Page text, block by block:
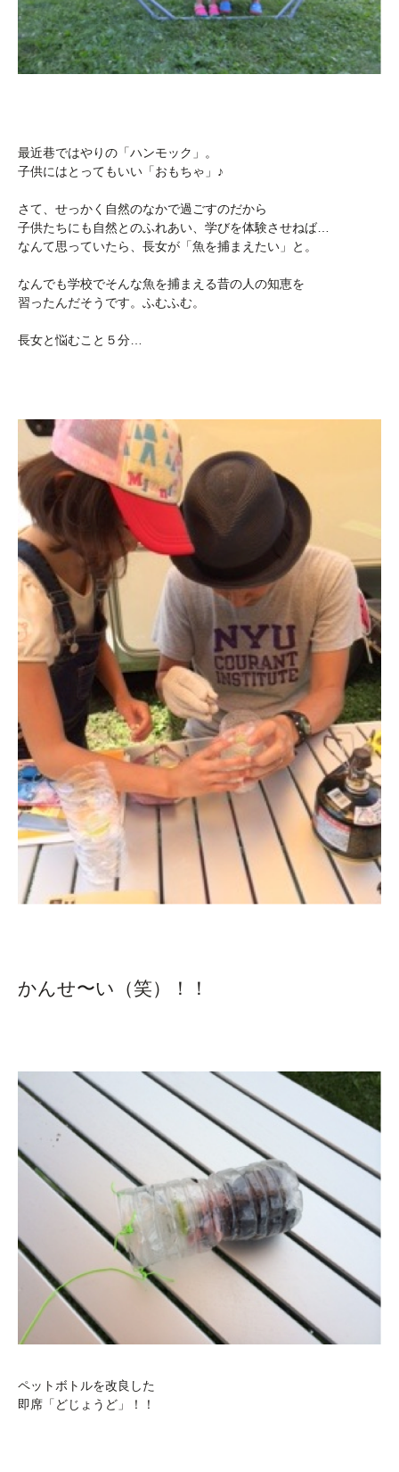
最近巷ではやりの「ハンモック」。
子供にはとってもいい「おもちゃ」♪
さて、せっかく自然のなかで過ごすのだから
子供たちにも自然とのふれあい、学びを体験させねば…
なんて思っていたら、長女が「魚を捕まえたい」と。
なんでも学校でそんな魚を捕まえる昔の人の知恵を
習ったんだそうです。ふむふむ。
長女と悩むこと５分…
かんせ〜い（笑）！！
ペットボトルを改良した
即席「どじょうど」！！